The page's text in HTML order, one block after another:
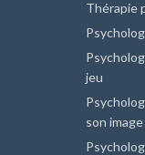
Thérapie
jeu
son image